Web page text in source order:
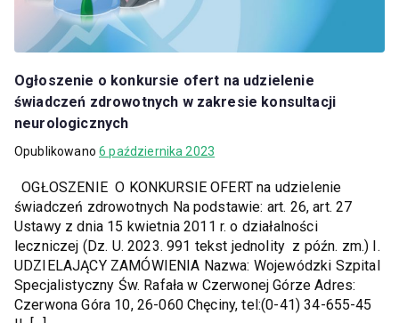
Ogłoszenie o konkursie ofert na udzielenie
świadczeń zdrowotnych w zakresie konsultacji
neurologicznych
Opublikowano6 października 2023
OGŁOSZENIE O KONKURSIE OFERT na udzielenie
świadczeń zdrowotnych Na podstawie: art. 26, art. 27
Ustawy z dnia 15 kwietnia 2011 r. o działalności
leczniczej (Dz. U. 2023. 991 tekst jednolity z późn. zm.) I.
UDZIELAJĄCY ZAMÓWIENIA Nazwa: Wojewódzki Szpital
Specjalistyczny Św. Rafała w Czerwonej Górze Adres:
Czerwona Góra 10, 26-060 Chęciny, tel:(0-41) 34-655-45